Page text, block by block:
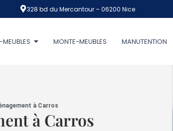
328 bd du Mercantour – 06200 Nice
MONTE-MEUBLES MANUTENTION
à Carros
à Carros